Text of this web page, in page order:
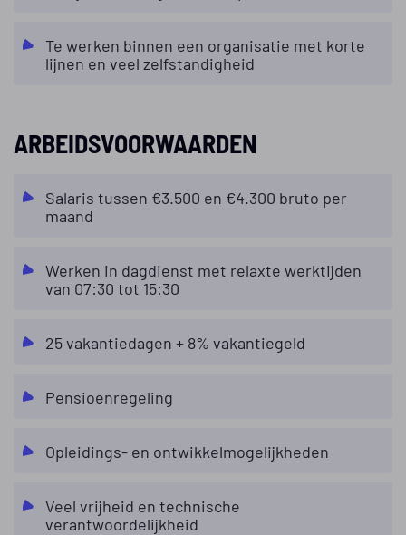
Te werken binnen een organisatie met korte
lijnen en veel zelfstandigheid
ARBEIDSVOORWAARDEN
Salaris tussen €3.500 en €4.300 bruto per
maand
Werken in dagdienst met relaxte werktijden
van 07:30 tot 15:30
25 vakantiedagen + 8% vakantiegeld
Pensioenregeling
Opleidings- en ontwikkelmogelijkheden
Veel vrijheid en technische
verantwoordelijkheid